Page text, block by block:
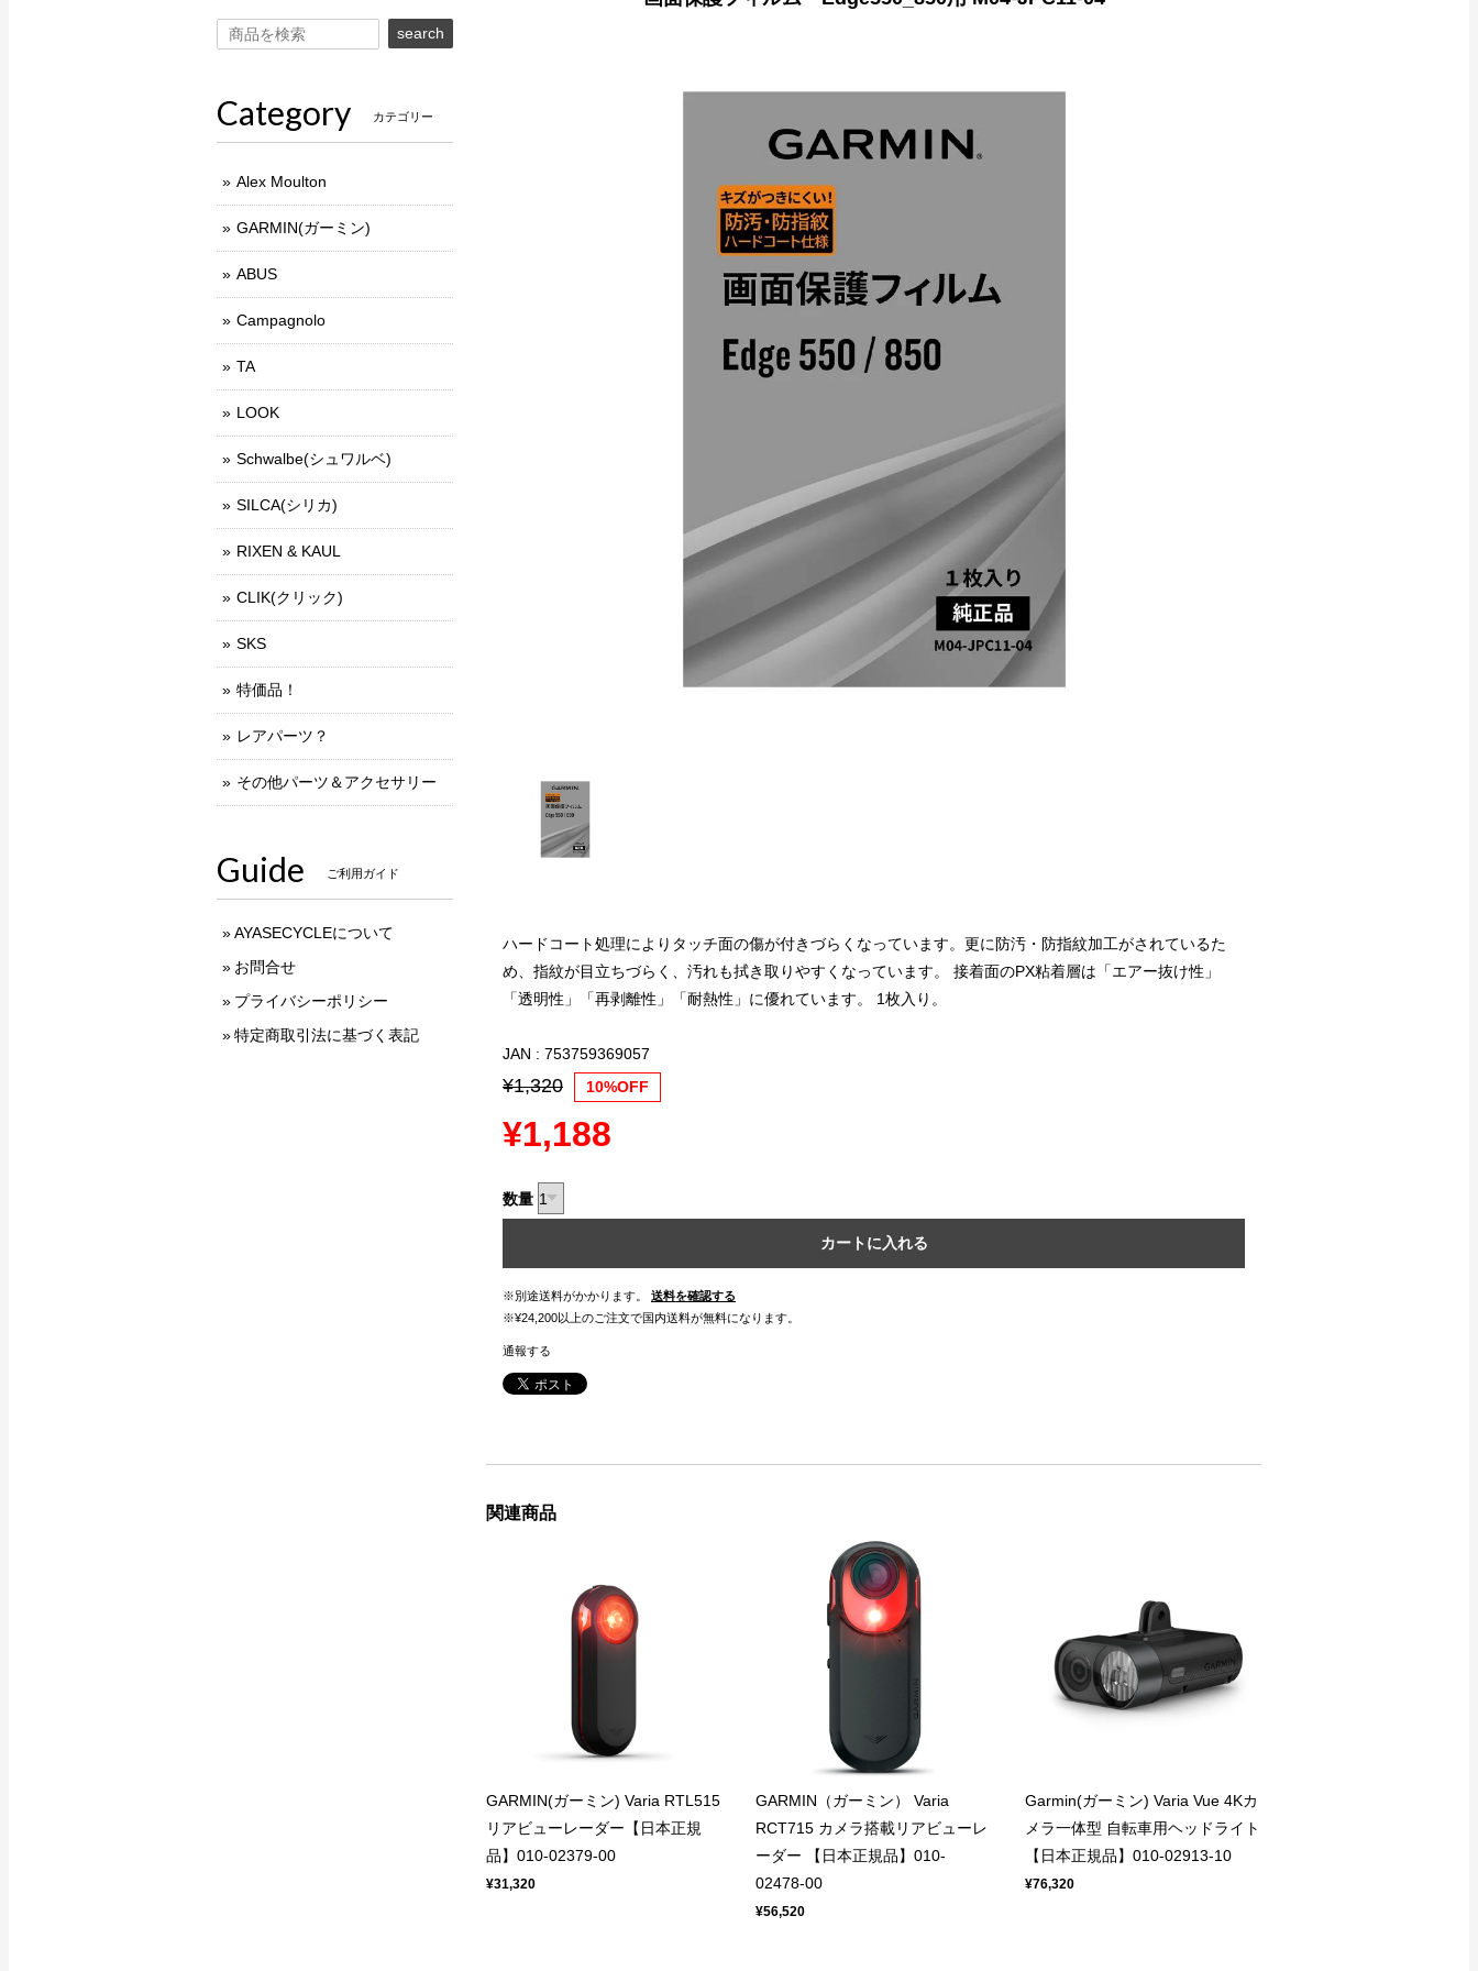
ハードコート処理によりタッチ面の傷が付きづらくなっています。更に防汚・防指紋加工がされているた
め、指紋が目立ちづらく、汚れも拭き取りやすくなっています。 接着面のPX粘着層は「エアー抜け性」
「透明性」「再剥離性」「耐熱性」に優れています。 1枚入り。
JAN : 753759369057
¥1,320 10%OFF
¥1,188
数量
カートに入れる
※別途送料がかかります。
送料を確認する
※¥24,200以上のご注文で国内送料が無料になります。
通報する
関連商品
GARMIN(ガーミン) Varia RTL515
リアビューレーダー【日本正規
品】010-02379-00
¥31,320
GARMIN（ガーミン） Varia
RCT715 カメラ搭載リアビューレ
ーダー 【日本正規品】010-
02478-00
¥56,520
Garmin(ガーミン) Varia Vue 4Kカ
メラ一体型 自転車用ヘッドライト
【日本正規品】010-02913-10
¥76,320
search
Category カテゴリー
Alex Moulton
GARMIN(ガーミン)
ABUS
Campagnolo
TA
LOOK
Schwalbe(シュワルベ)
SILCA(シリカ)
RIXEN & KAUL
CLIK(クリック)
SKS
特価品！
レアパーツ？
その他パーツ＆アクセサリー
Guide ご利用ガイド
AYASECYCLEについて
お問合せ
プライバシーポリシー
特定商取引法に基づく表記